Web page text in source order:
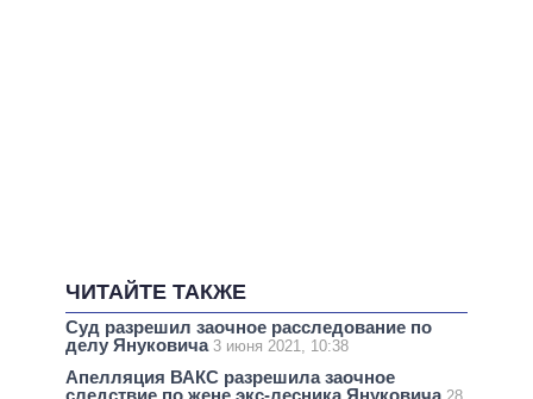
ЧИТАЙТЕ ТАКЖЕ
Суд разрешил заочное расследование по
делу Януковича 3 июня 2021, 10:38
Апелляция ВАКС разрешила заочное
следствие по жене экс-лесника Януковича 28